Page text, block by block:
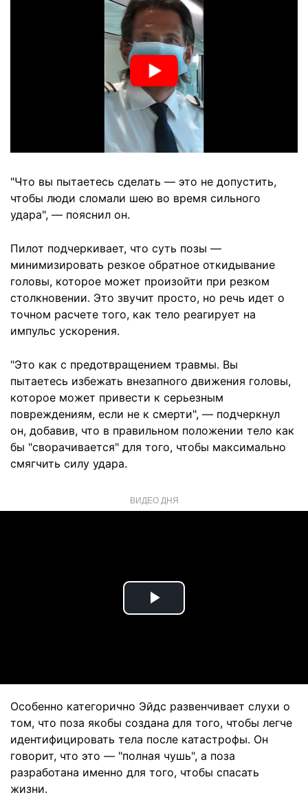
"Что вы пытаетесь сделать — это не допустить,
чтобы люди сломали шею во время сильного
удара", — пояснил он.
Пилот подчеркивает, что суть позы —
минимизировать резкое обратное откидывание
головы, которое может произойти при резком
столкновении. Это звучит просто, но речь идет о
точном расчете того, как тело реагирует на
импульс ускорения.
"Это как с предотвращением травмы. Вы
пытаетесь избежать внезапного движения головы,
которое может привести к серьезным
повреждениям, если не к смерти", — подчеркнул
он, добавив, что в правильном положении тело как
бы "сворачивается" для того, чтобы максимально
смягчить силу удара.
ВИДЕО ДНЯ
Play
Особенно категорично Эйдс развенчивает слухи о
том, что поза якобы создана для того, чтобы легче
идентифицировать тела после катастрофы. Он
говорит, что это — "полная чушь", а поза
разработана именно для того, чтобы спасать
жизни.